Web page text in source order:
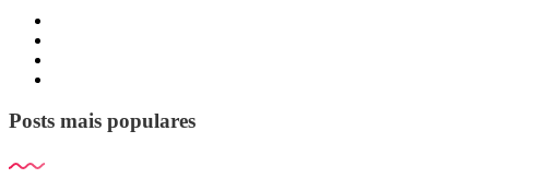
Posts mais populares